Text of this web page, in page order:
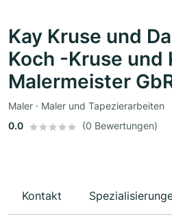
Kay Kruse und
Koch -Kruse und
Malermeister
Maler · Maler und Tapezierarbeiten
0.0
(0 Bewertungen)
Kontakt